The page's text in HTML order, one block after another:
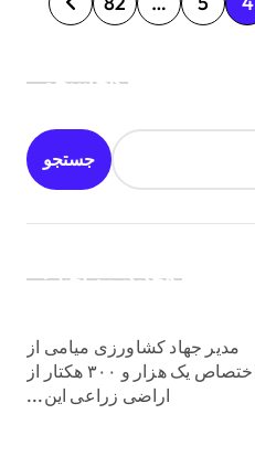
جستجو
جستجو
جدیدترین اخبار:
مدیر جهاد کشاورزی میامی از
اختصاص یک هزار و ۳۰۰ هکتار از
اراضی زراعی این...